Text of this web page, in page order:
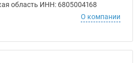
область ИНН: 6805004168
О компании